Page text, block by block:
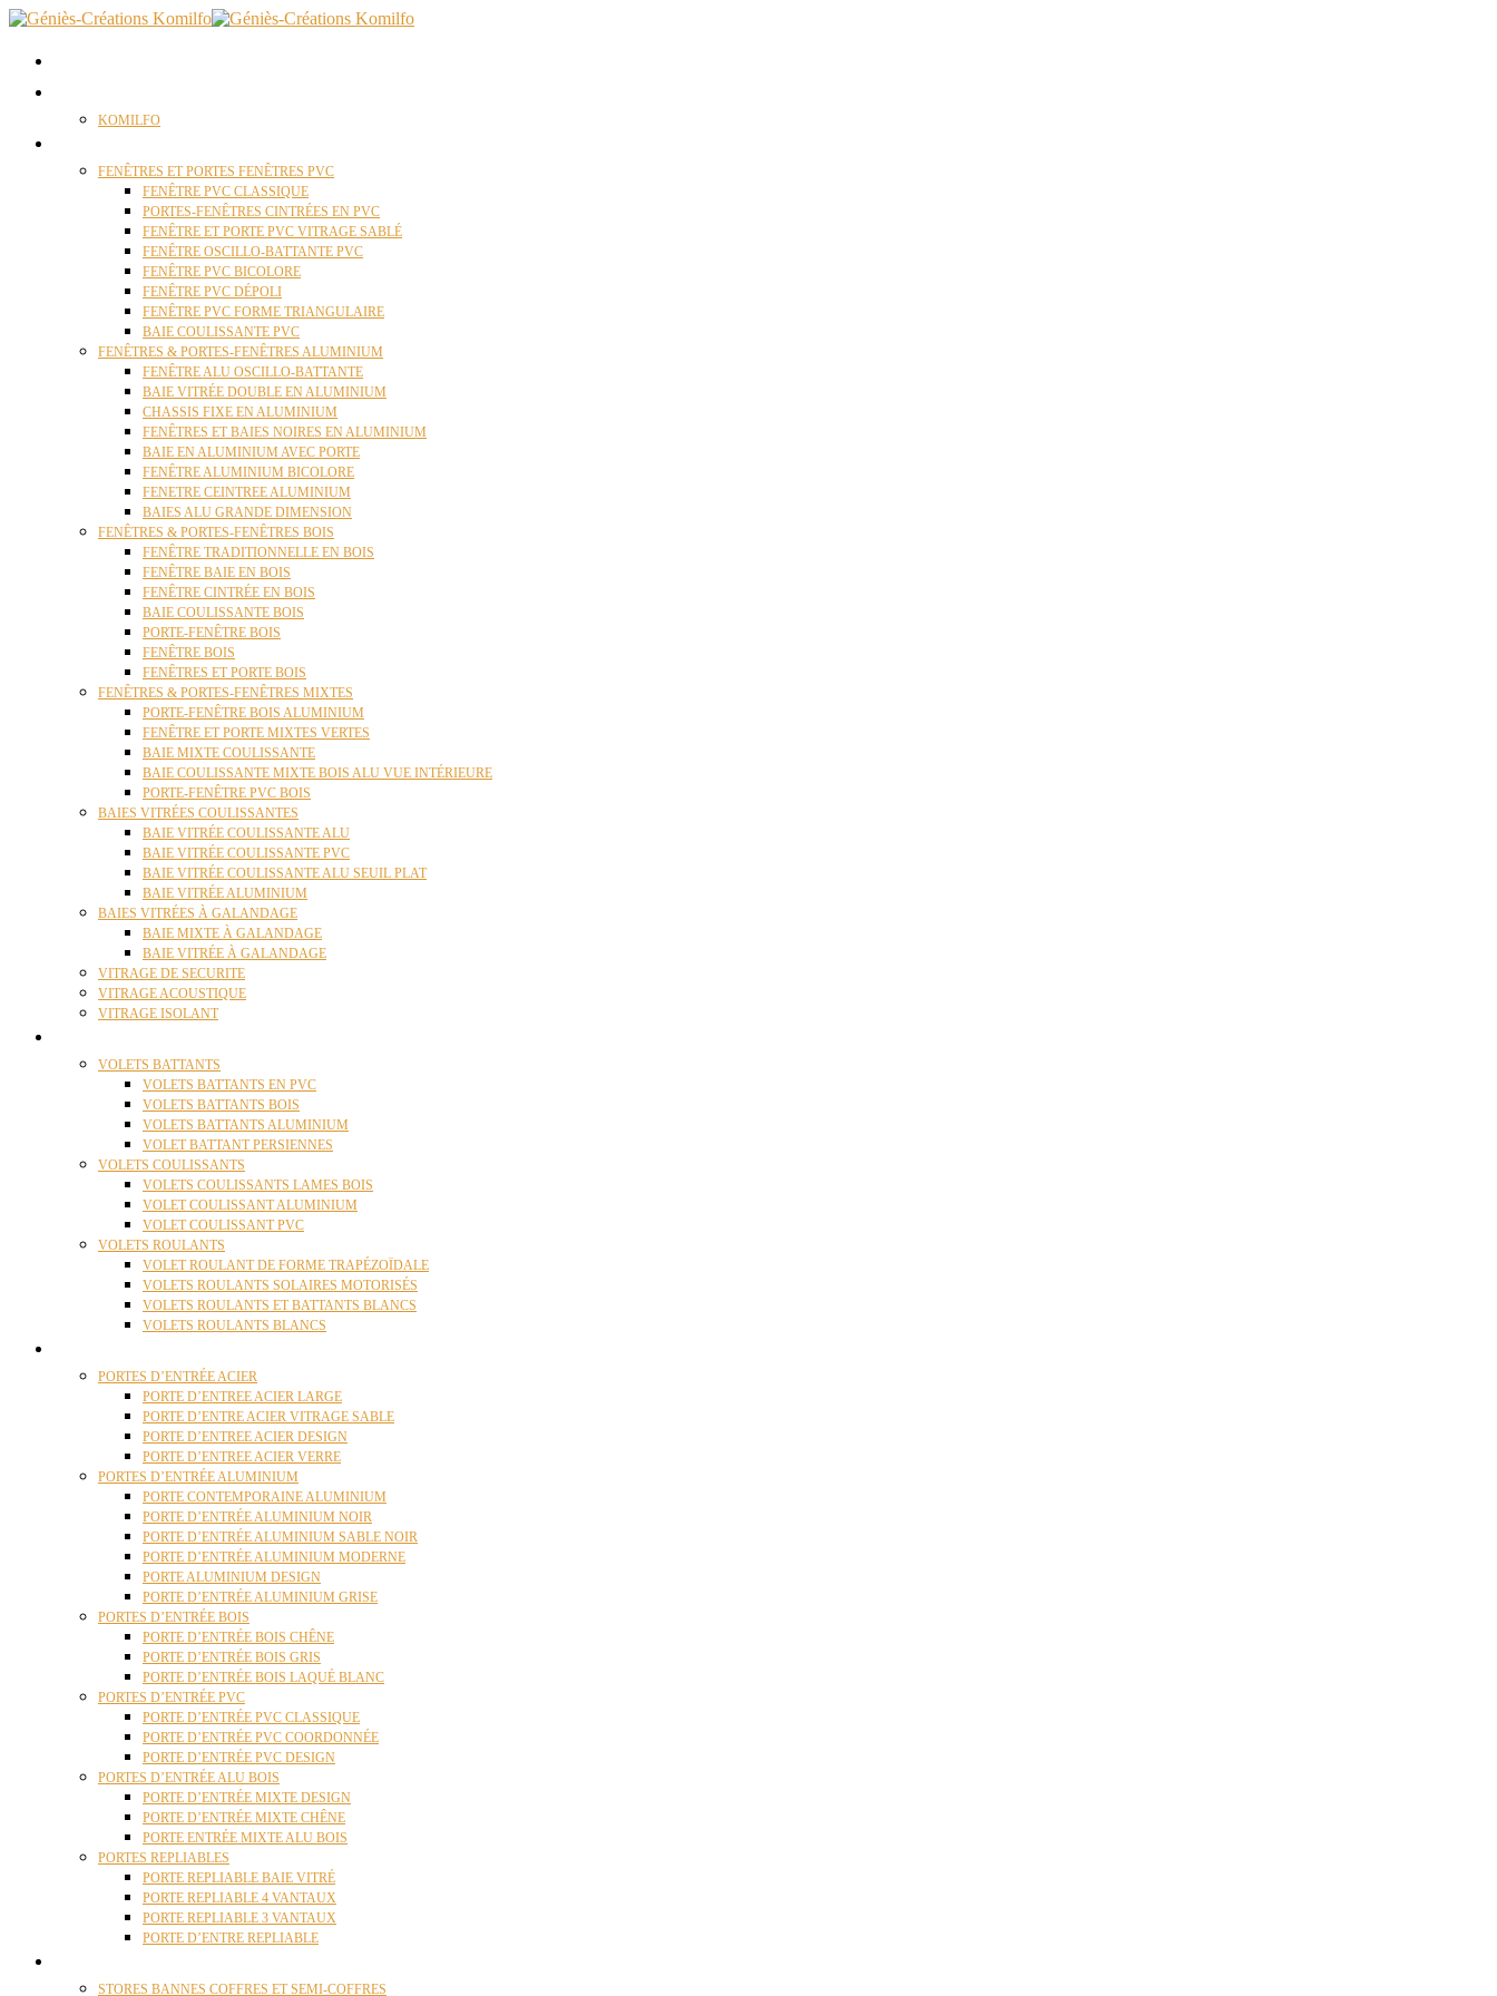
KOMILFO
FENÊTRES ET PORTES FENÊTRES PVC
FENÊTRE PVC CLASSIQUE
PORTES-FENÊTRES CINTRÉES EN PVC
FENÊTRE ET PORTE PVC VITRAGE SABLÉ
FENÊTRE OSCILLO-BATTANTE PVC
FENÊTRE PVC BICOLORE
FENÊTRE PVC DÉPOLI
FENÊTRE PVC FORME TRIANGULAIRE
BAIE COULISSANTE PVC
FENÊTRES & PORTES-FENÊTRES ALUMINIUM
FENÊTRE ALU OSCILLO-BATTANTE
BAIE VITRÉE DOUBLE EN ALUMINIUM
CHASSIS FIXE EN ALUMINIUM
FENÊTRES ET BAIES NOIRES EN ALUMINIUM
BAIE EN ALUMINIUM AVEC PORTE
FENÊTRE ALUMINIUM BICOLORE
FENETRE CEINTREE ALUMINIUM
BAIES ALU GRANDE DIMENSION
FENÊTRES & PORTES-FENÊTRES BOIS
FENÊTRE TRADITIONNELLE EN BOIS
FENÊTRE BAIE EN BOIS
FENÊTRE CINTRÉE EN BOIS
BAIE COULISSANTE BOIS
PORTE-FENÊTRE BOIS
FENÊTRE BOIS
FENÊTRES ET PORTE BOIS
FENÊTRES & PORTES-FENÊTRES MIXTES
PORTE-FENÊTRE BOIS ALUMINIUM
FENÊTRE ET PORTE MIXTES VERTES
BAIE MIXTE COULISSANTE
BAIE COULISSANTE MIXTE BOIS ALU VUE INTÉRIEURE
PORTE-FENÊTRE PVC BOIS
BAIES VITRÉES COULISSANTES
BAIE VITRÉE COULISSANTE ALU
BAIE VITRÉE COULISSANTE PVC
BAIE VITRÉE COULISSANTE ALU SEUIL PLAT
BAIE VITRÉE ALUMINIUM
BAIES VITRÉES À GALANDAGE
BAIE MIXTE À GALANDAGE
BAIE VITRÉE À GALANDAGE
VITRAGE DE SECURITE
VITRAGE ACOUSTIQUE
VITRAGE ISOLANT
VOLETS BATTANTS
VOLETS BATTANTS EN PVC
VOLETS BATTANTS BOIS
VOLETS BATTANTS ALUMINIUM
VOLET BATTANT PERSIENNES
VOLETS COULISSANTS
VOLETS COULISSANTS LAMES BOIS
VOLET COULISSANT ALUMINIUM
VOLET COULISSANT PVC
VOLETS ROULANTS
VOLET ROULANT DE FORME TRAPÉZOÏDALE
VOLETS ROULANTS SOLAIRES MOTORISÉS
VOLETS ROULANTS ET BATTANTS BLANCS
VOLETS ROULANTS BLANCS
PORTES D’ENTRÉE ACIER
PORTE D’ENTREE ACIER LARGE
PORTE D’ENTRE ACIER VITRAGE SABLE
PORTE D’ENTREE ACIER DESIGN
PORTE D’ENTREE ACIER VERRE
PORTES D’ENTRÉE ALUMINIUM
PORTE CONTEMPORAINE ALUMINIUM
PORTE D’ENTRÉE ALUMINIUM NOIR
PORTE D’ENTRÉE ALUMINIUM SABLE NOIR
PORTE D’ENTRÉE ALUMINIUM MODERNE
PORTE ALUMINIUM DESIGN
PORTE D’ENTRÉE ALUMINIUM GRISE
PORTES D’ENTRÉE BOIS
PORTE D’ENTRÉE BOIS CHÊNE
PORTE D’ENTRÉE BOIS GRIS
PORTE D’ENTRÉE BOIS LAQUÉ BLANC
PORTES D’ENTRÉE PVC
PORTE D’ENTRÉE PVC CLASSIQUE
PORTE D’ENTRÉE PVC COORDONNÉE
PORTE D’ENTRÉE PVC DESIGN
PORTES D’ENTRÉE ALU BOIS
PORTE D’ENTRÉE MIXTE DESIGN
PORTE D’ENTRÉE MIXTE CHÊNE
PORTE ENTRÉE MIXTE ALU BOIS
PORTES REPLIABLES
PORTE REPLIABLE BAIE VITRÉ
PORTE REPLIABLE 4 VANTAUX
PORTE REPLIABLE 3 VANTAUX
PORTE D’ENTRE REPLIABLE
STORES BANNES COFFRES ET SEMI-COFFRES